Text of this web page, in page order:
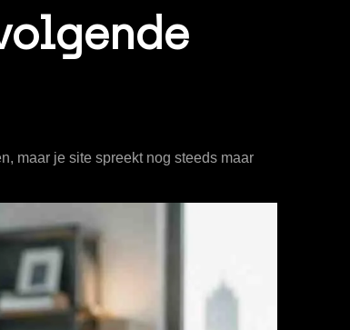
maar je site spreekt nog steeds maar